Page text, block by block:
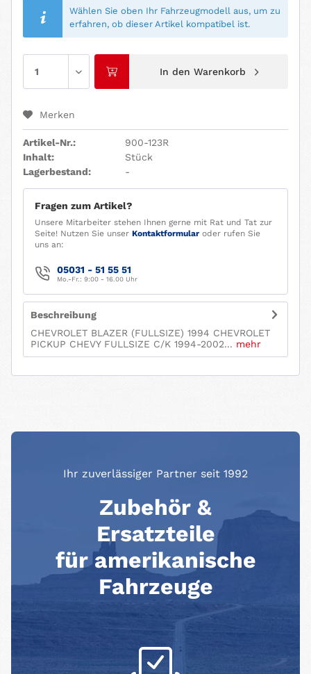
Wählen Sie oben Ihr Fahrzeugmodell aus, um zu
erfahren, ob dieser Artikel kompatibel ist.
In den Warenkorb
Merken
Artikel-Nr.:
900-123R
Inhalt:
Stück
Lagerbestand:
-
Fragen zum Artikel?
Unsere Mitarbeiter stehen Ihnen gerne mit Rat und Tat zur
Seite! Nutzen Sie unser Kontaktformular oder rufen Sie
uns an:
05031 - 51 55 51
Mo.-Fr.: 9:00 - 16.00 Uhr
Beschreibung
CHEVROLET BLAZER (FULLSIZE) 1994 CHEVROLET
PICKUP CHEVY FULLSIZE C/K 1994-2002... mehr
Ihr zuverlässiger Partner seit 1992
Zubehör &
Ersatzteile
für amerikanische
Fahrzeuge